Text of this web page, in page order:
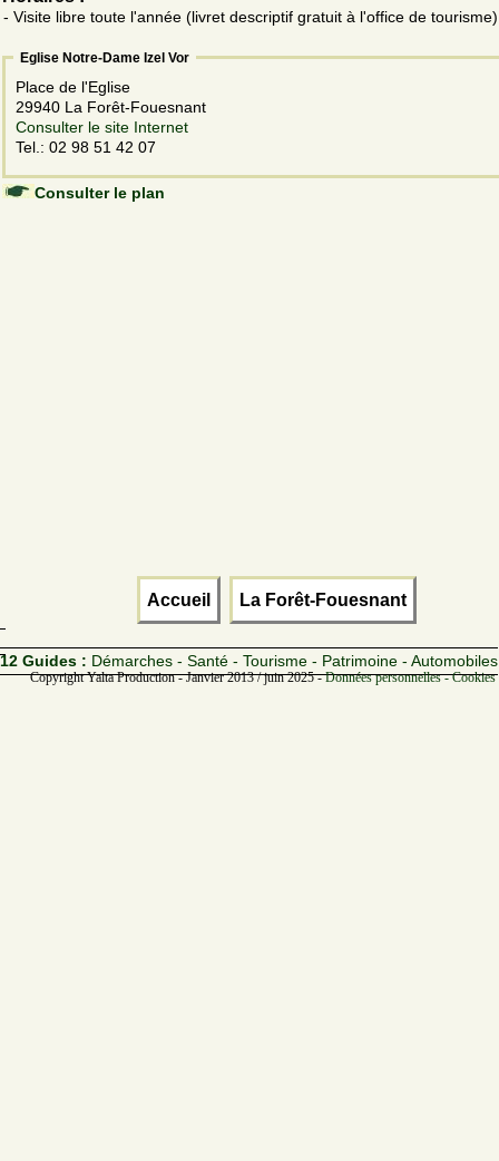
- Visite libre toute l'année (livret descriptif gratuit à l'office de
Eglise Notre-Dame Izel Vor
Place de l'Eglise
29940 La Forêt-Fouesnant
Consulter le site Internet
Tel.: 02 98 51 42 07
Consulter le plan
Accueil La Forêt-Fouesnant
12 Guides : Démarches - Santé - Tourisme - Patrimoine - Automobiles
Copyright Yalta Production - Janvier 2013 / juin 2025 -Données personnelles -